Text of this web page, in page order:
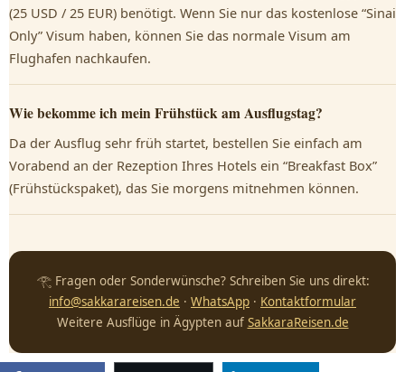
(25 USD / 25 EUR) benötigt. Wenn Sie nur das kostenlose “Sinai
Only” Visum haben, können Sie das normale Visum am
Flughafen nachkaufen.
Wie bekomme ich mein Frühstück am Ausflugstag?
Da der Ausflug sehr früh startet, bestellen Sie einfach am
Vorabend an der Rezeption Ihres Hotels ein “Breakfast Box”
(Frühstückspaket), das Sie morgens mitnehmen können.
𓂀 Fragen oder Sonderwünsche? Schreiben Sie uns direkt:
info@sakkarareisen.de · WhatsApp · Kontaktformular
Weitere Ausflüge in Ägypten auf SakkaraReisen.de